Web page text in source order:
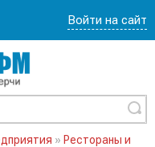
Найти
Войти на сайт
» Рестораны и